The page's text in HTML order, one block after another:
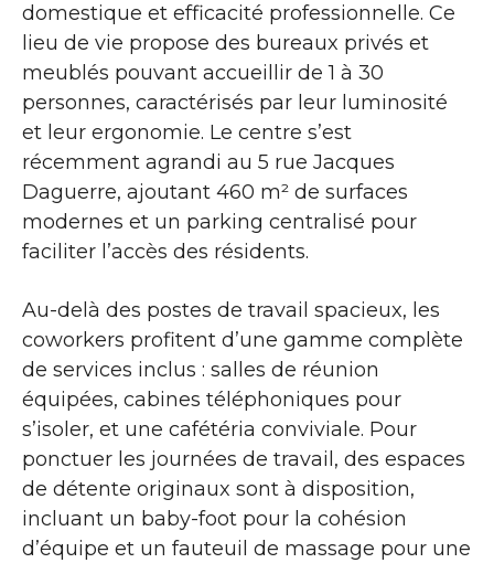
domestique et efficacité professionnelle. Ce
lieu de vie propose des bureaux privés et
meublés pouvant accueillir de 1 à 30
personnes, caractérisés par leur luminosité
et leur ergonomie. Le centre s’est
récemment agrandi au 5 rue Jacques
Daguerre, ajoutant 460 m² de surfaces
modernes et un parking centralisé pour
faciliter l’accès des résidents.
Au-delà des postes de travail spacieux, les
coworkers profitent d’une gamme complète
de services inclus : salles de réunion
équipées, cabines téléphoniques pour
s’isoler, et une cafétéria conviviale. Pour
ponctuer les journées de travail, des espaces
de détente originaux sont à disposition,
incluant un baby-foot pour la cohésion
d’équipe et un fauteuil de massage pour une